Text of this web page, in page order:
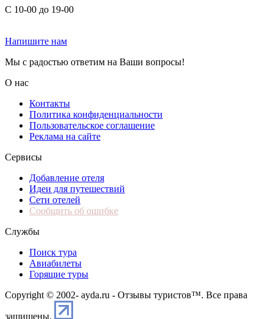
С 10-00 до 19-00
Напишите нам
Мы с радостью ответим на Ваши вопросы!
О нас
Контакты
Политика конфиденциальности
Пользовательское соглашение
Реклама на сайте
Сервисы
Добавление отеля
Идеи для путешествий
Сети отелей
Сообщить об ошибке
Службы
Поиск тура
Авиабилеты
Горящие туры
Copyright © 2002- ayda.ru - Отзывы туристов™. Все права
защищены.